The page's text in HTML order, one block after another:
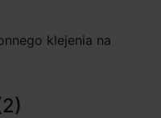
klejenia na